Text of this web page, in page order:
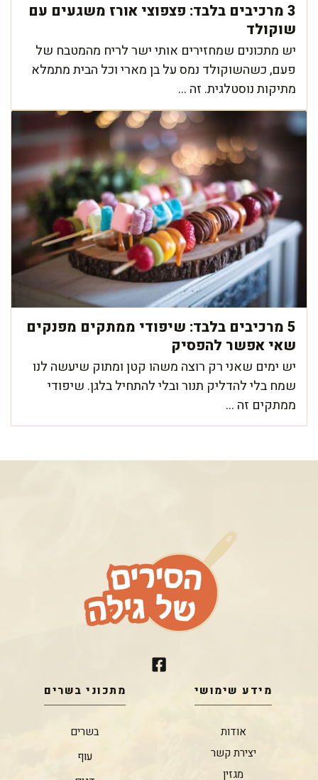
3 מרכיבים בלבד: פצפוצי אורז משגעים עם
שוקולד
יש מתכונים שמחזירים אותי ישר לריח מהמטבח של
פעם, כשהשוקולד נמס על בן מארי וכל הבית מתמלא
מתיקות נוסטלגית. זה ...
5 מרכיבים בלבד: שיפודי ממתקים מפנקים
שאי אפשר להפסיק
יש ימים שאני רק רוצה משהו קטן ומתוק שיעשה לנו
שמח בלי להדליק תנור ובלי להתחיל בלגן. שיפודי
ממתקים זה ...
מידע שימושי
אודות
יצירת קשר
מגזין
מתכוני בשרים
בשרים
עוף